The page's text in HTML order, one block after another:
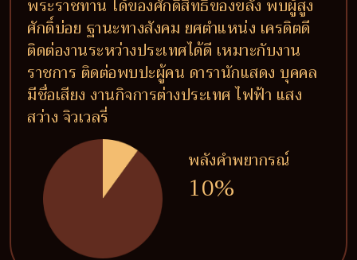
พระราชทาน ได้ของศักดิ์สิทธิ์ของขลัง พบผู้สูง
ศักดิ์บ่อย ฐานะทางสังคม ยศตำแหน่ง เครดิตดี
ติดต่องานระหว่างประเทศได้ดี เหมาะกับงาน
ราชการ ติดต่อพบปะผู้คน ดารานักแสดง บุคคล
มีชื่อเสียง งานกิจการต่างประเทศ ไฟฟ้า แสง
สว่าง จิวเวลรี่
พลังคำพยากรณ์
10%